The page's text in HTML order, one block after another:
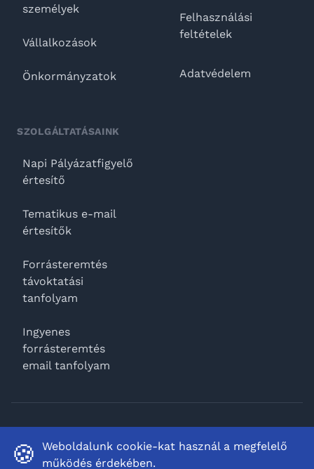
🍪
Weboldalunk cookie-kat használ a megfelelő
működés érdekében.
személyek
Vállalkozások
Önkormányzatok
SZOLGÁLTATÁSAINK
Napi Pályázatfigyelő
értesítő
Tematikus e-mail
értesítők
Forrásteremtés
távoktatási
tanfolyam
Ingyenes
forrásteremtés
email tanfolyam
Felhasználási
feltételek
Adatvédelem